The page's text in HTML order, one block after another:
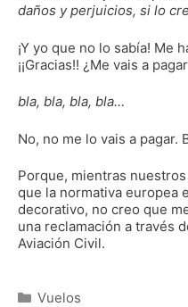
daños y perjuicios, si lo
¡Y yo que no lo sabía! Me
¡¡Gracias!! ¿Me vais a
bla, bla, bla, bla…
No, no me lo vais a pagar.
Porque, mientras
que la normativa europea
decorativo, no creo que
una reclamación a través
Aviación Civil.
Categorías
Vuelos